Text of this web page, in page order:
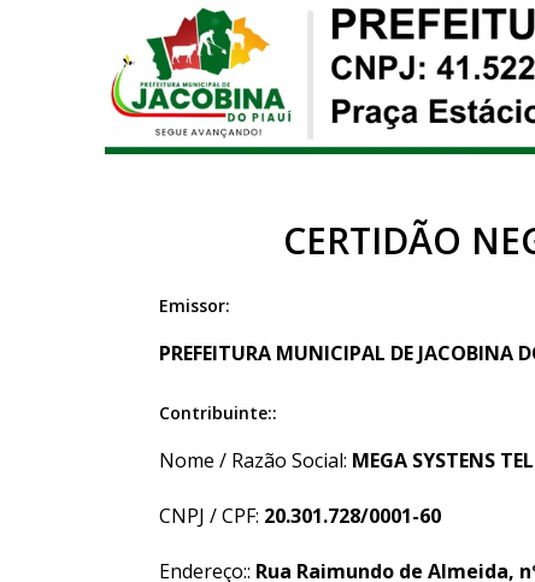
CERTIDÃO
Emissor:
PREFEITURA MUNICIPAL DE JACOBINA
Contribuinte::
Nome / Razão Social: MEGA SYSTENS
CNPJ / CPF: 20.301.728/0001-60
Endereço:: Rua Raimundo de Almeida,